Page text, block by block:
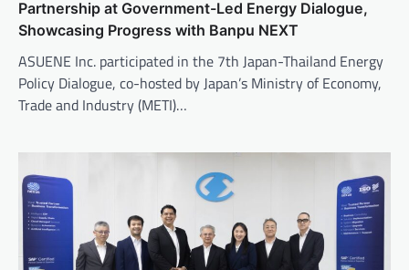
Partnership at Government-Led Energy Dialogue,
Showcasing Progress with Banpu NEXT
ASUENE Inc. participated in the 7th Japan-Thailand Energy
Policy Dialogue, co-hosted by Japan’s Ministry of Economy,
Trade and Industry (METI)…